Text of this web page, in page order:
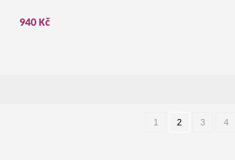
940 Kč
1 2 3 4